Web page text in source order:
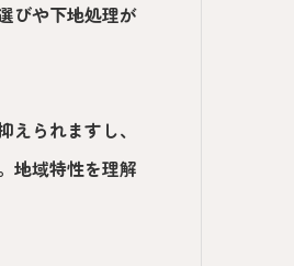
びや下地処理が
られますし、
地域特性を理解